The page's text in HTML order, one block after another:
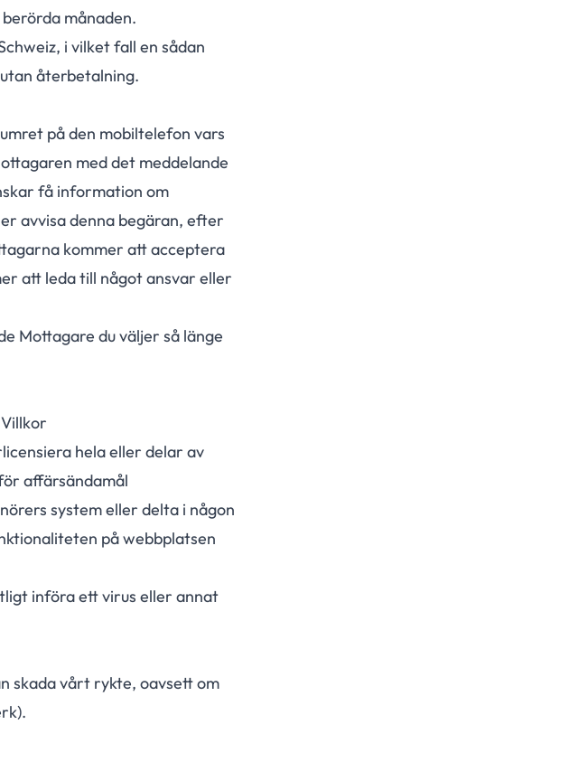
månaden.
i vilket fall en sådan
återbetalning.
på den mobiltelefon vars
med det meddelande
få information om
avvisa denna begäran, efter
kommer att acceptera
att leda till något ansvar eller
Mottagare du väljer så länge
hela eller delar av
affärsändamål
system eller delta i någon
på webbplatsen
införa ett virus eller annat
skada vårt rykte, oavsett om